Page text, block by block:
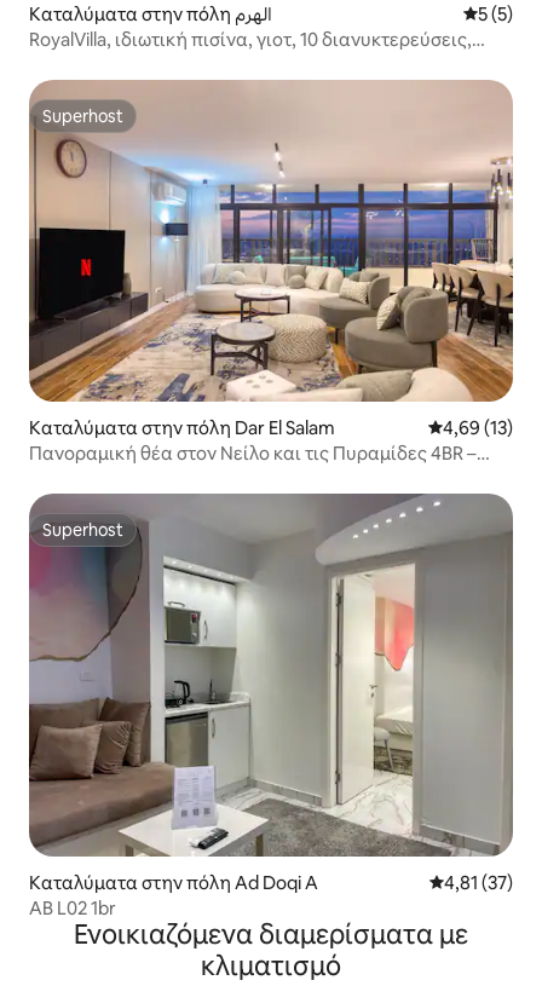
Καταλύματα στην πόλη الهرم Μέση
5 (5)
RoyalVilla, ιδιωτική πισίνα, γιοτ, 10 διανυκτερεύσεις,
Superhost
Superhost
Καταλύματα στην πόλη Dar El Salam Μέση
4,69 (13)
Πανοραμική θέα στον Νείλο και τις Πυραμίδες 4BR –
Superhost
Superhost
Καταλύματα στην πόλη Ad Doqi A Μέση
4,81 (37)
AB L02 1br
Ενοικιαζόμενα διαμερίσματα με
κλιματισμό